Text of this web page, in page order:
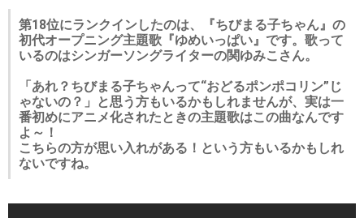
第18位にランクインしたのは、『ちびまる子ちゃん』の
初代オープニング主題歌『ゆめいっぱい』です。歌って
いるのはシンガーソングライターの関ゆみこさん。
「あれ？ちびまる子ちゃんって“おどるポンポコリン”じ
ゃないの？」と思う方もいるかもしれませんが、実は一
番初めにアニメ化されたときの主題歌はこの曲なんです
よ～！
こちらの方が思い入れがある！という方もいるかもしれ
ないですね。